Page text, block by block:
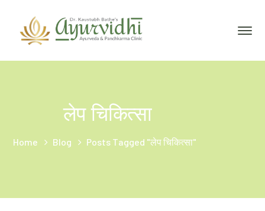
लेप चिकित्सा
Home Blog Posts Tagged "लेप चिकित्सा"